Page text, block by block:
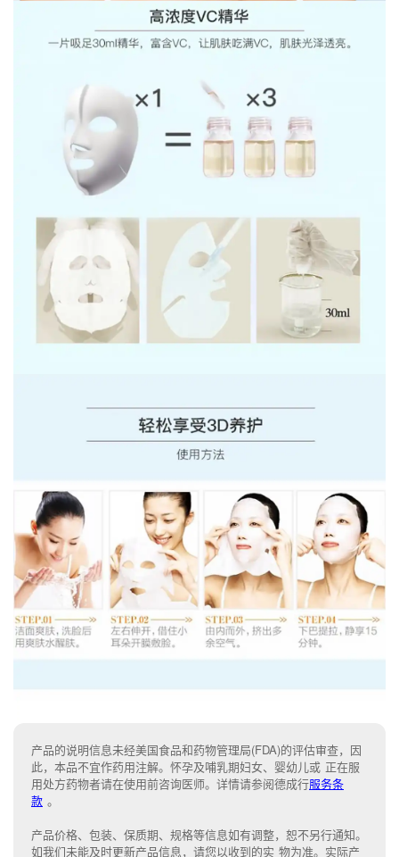
产品的说明信息未经美国食品和药物管理局(FDA)的评估审查，因
此，本品不宜作药用注解。怀孕及哺乳期妇女、婴幼儿或 正在服
用处方药物者请在使用前咨询医师。详情请参阅德成行服务条
款 。
产品价格、包装、保质期、规格等信息如有调整，恕不另行通知。
如我们未能及时更新产品信息， 请您以收到的实 物为准。 实际产